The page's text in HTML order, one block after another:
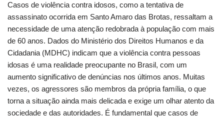
Casos de violência contra idosos, como a tentativa de
assassinato ocorrida em Santo Amaro das Brotas, ressaltam a
necessidade de uma atenção redobrada à população com mais
de 60 anos. Dados do Ministério dos Direitos Humanos e da
Cidadania (MDHC) indicam que a violência contra pessoas
idosas é uma realidade preocupante no Brasil, com um
aumento significativo de denúncias nos últimos anos. Muitas
vezes, os agressores são membros da própria família, o que
torna a situação ainda mais delicada e exige um olhar atento da
sociedade e das autoridades. É fundamental que casos de